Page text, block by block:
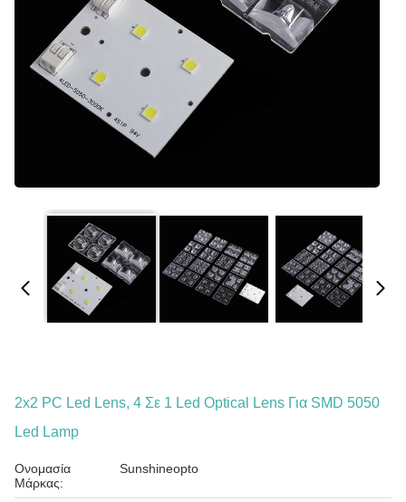
2x2 PC Led Lens, 4 Σε 1 Led Optical Lens Για SMD 5050
Led Lamp
Ονομασία
Μάρκας:
Sunshineopto